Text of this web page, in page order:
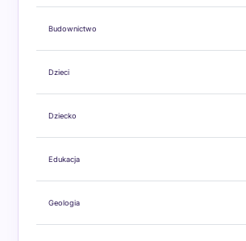
Budownictwo
Dzieci
Dziecko
Edukacja
Geologia